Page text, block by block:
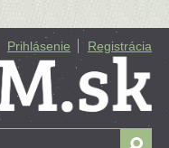
Prihlásenie Registrácia